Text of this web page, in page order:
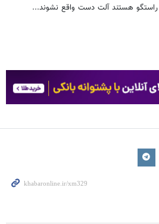
هستند آلت دست واقع نشوند...